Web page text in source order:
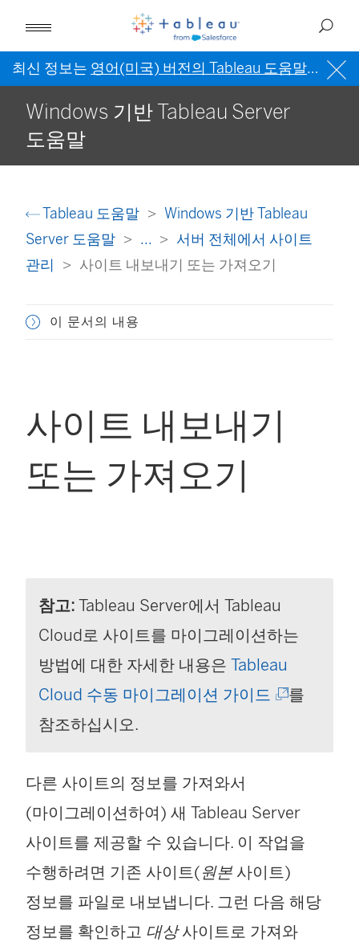
최신 정보는 영어(미국) 버전의 Tableau 도움말을 참조
Windows 기반 Tableau Server
도움말
Tableau 도움말
Windows 기반 Tableau
Server 도움말
...
서버 전체에서 사이트
관리
사이트 내보내기 또는 가져오기
이 문서의 내용
사이트 내보내기
또는 가져오기
참고: Tableau Server에서 Tableau
Cloud로 사이트를 마이그레이션하는
방법에 대한 자세한 내용은 Tableau
Cloud 수동 마이그레이션 가이드 (
새
창
에
서
열
를
참조하십시오.
다른 사이트의 정보를 가져와서
(마이그레이션하여) 새 Tableau Server
사이트를 제공할 수 있습니다. 이 작업을
수행하려면 기존 사이트(원본사이트)
정보를 파일로 내보냅니다. 그런 다음 해당
정보를 확인하고 대상사이트로 가져와